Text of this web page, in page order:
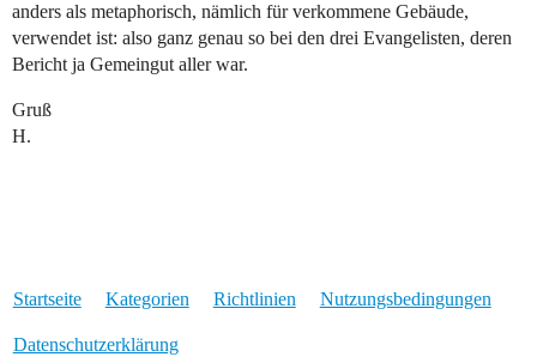
anders als metaphorisch, nämlich für verkommene Gebäude,
verwendet ist: also ganz genau so bei den drei Evangelisten, deren
Bericht ja Gemeingut aller war.
Gruß
H.
Startseite Kategorien Richtlinien Nutzungsbedingungen
Datenschutzerklärung